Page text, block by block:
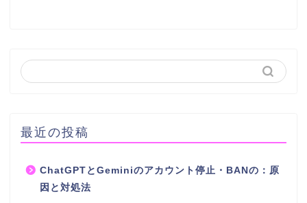
最近の投稿
ChatGPTとGeminiのアカウント停止・BANの：原
因と対処法